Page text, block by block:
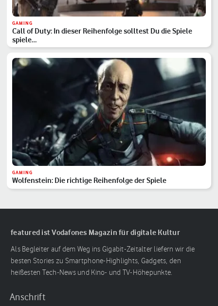
GAMING
Call of Duty: In dieser Reihenfolge solltest Du die Spiele
spiele…
GAMING
Wolfenstein: Die richtige Reihenfolge der Spiele
featured ist Vodafones Magazin für digitale Kultur
Als Begleiter auf dem Weg ins Gigabit-Zeitalter liefern wir die
besten Stories zu Smartphone-Highlights, Gadgets, den
heißesten Tech-News und Kino- und TV-Höhepunkte.
Anschrift